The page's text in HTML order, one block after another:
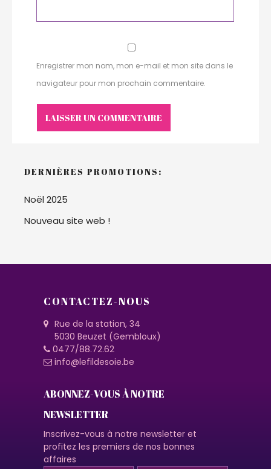
Enregistrer mon nom, mon e-mail et mon site dans le
navigateur pour mon prochain commentaire.
DERNIÈRES PROMOTIONS:
Noël 2025
Nouveau site web !
CONTACTEZ-NOUS
Rue de la station, 34
5030 Beuzet (Gembloux)
0477/88.72.62
info@lefildesoie.be
ABONNEZ-VOUS À NOTRE
NEWSLETTER
Inscrivez-vous à notre newsletter et
profitez les premiers de nos bonnes
affaires